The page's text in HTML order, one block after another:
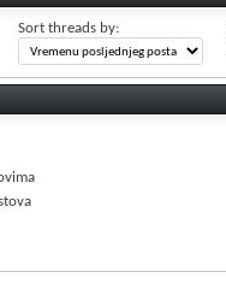
Sort threads by: